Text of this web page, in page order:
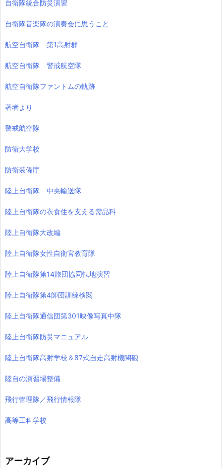
自衛隊統合防災演習
自衛隊音楽隊の演奏会に思うこと
航空自衛隊 第1高射群
航空自衛隊 警戒航空隊
航空自衛隊ファントムの軌跡
著者より
警戒航空隊
防衛大学校
防衛装備庁
陸上自衛隊 中央輸送隊
陸上自衛隊の衣食住を支える需品科
陸上自衛隊大改編
陸上自衛隊女性自衛官教育隊
陸上自衛隊第14旅団協同転地演習
陸上自衛隊第4師団訓練検閲
陸上自衛隊通信団第301映像写真中隊
陸上自衛隊防災マニュアル
陸上自衛隊高射学校＆87式自走高射機関砲
陸自の演習場整備
飛行管理隊／飛行情報隊
高等工科学校
アーカイブ